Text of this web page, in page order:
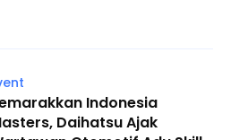
Indonesia
Daihatsu Ajak